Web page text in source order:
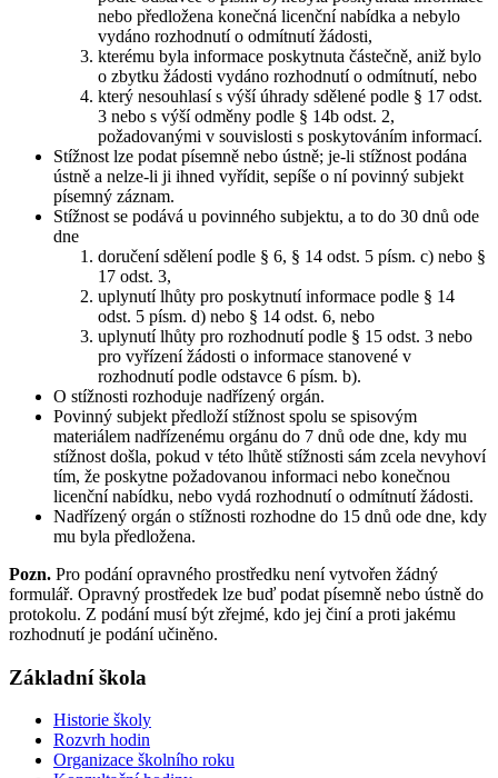
nebo předložena konečná licenční nabídka a nebylo
vydáno rozhodnutí o odmítnutí žádosti,
kterému byla informace poskytnuta částečně, aniž bylo
o zbytku žádosti vydáno rozhodnutí o odmítnutí, nebo
který nesouhlasí s výší úhrady sdělené podle § 17 odst.
3 nebo s výší odměny podle § 14b odst. 2,
požadovanými v souvislosti s poskytováním informací.
Stížnost lze podat písemně nebo ústně; je-li stížnost podána
ústně a nelze-li ji ihned vyřídit, sepíše o ní povinný subjekt
písemný záznam.
Stížnost se podává u povinného subjektu, a to do 30 dnů ode
dne
doručení sdělení podle § 6, § 14 odst. 5 písm. c) nebo §
17 odst. 3,
uplynutí lhůty pro poskytnutí informace podle § 14
odst. 5 písm. d) nebo § 14 odst. 6, nebo
uplynutí lhůty pro rozhodnutí podle § 15 odst. 3 nebo
pro vyřízení žádosti o informace stanovené v
rozhodnutí podle odstavce 6 písm. b).
O stížnosti rozhoduje nadřízený orgán.
Povinný subjekt předloží stížnost spolu se spisovým
materiálem nadřízenému orgánu do 7 dnů ode dne, kdy mu
stížnost došla, pokud v této lhůtě stížnosti sám zcela nevyhoví
tím, že poskytne požadovanou informaci nebo konečnou
licenční nabídku, nebo vydá rozhodnutí o odmítnutí žádosti.
Nadřízený orgán o stížnosti rozhodne do 15 dnů ode dne, kdy
mu byla předložena.
Pozn. Pro podání opravného prostředku není vytvořen žádný
formulář. Opravný prostředek lze buď podat písemně nebo ústně do
protokolu. Z podání musí být zřejmé, kdo jej činí a proti jakému
rozhodnutí je podání učiněno.
Základní škola
Historie školy
Rozvrh hodin
Organizace školního roku